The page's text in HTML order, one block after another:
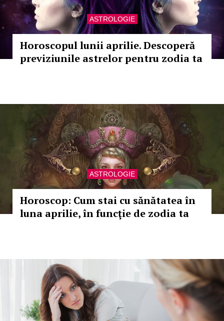
ASTROLOGIE
Horoscopul lunii aprilie. Descoperă
previziunile astrelor pentru zodia ta
ASTROLOGIE
Horoscop: Cum stai cu sănătatea în
luna aprilie, în funcţie de zodia ta